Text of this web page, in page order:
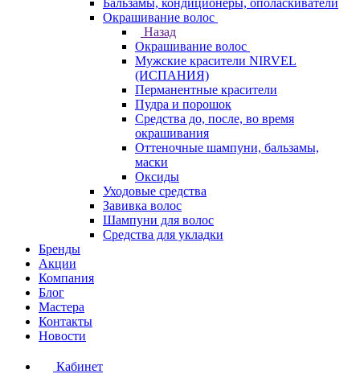
Бальзамы, кондиционеры, ополаскиватели
Окрашивание волос
Назад
Окрашивание волос
Мужские красители NIRVEL
(ИСПАНИЯ)
Перманентные красители
Пудра и порошок
Средства до, после, во время
окрашивания
Оттеночные шампуни, бальзамы,
маски
Оксиды
Уходовые средства
Завивка волос
Шампуни для волос
Средства для укладки
Бренды
Акции
Компания
Блог
Мастера
Контакты
Новости
Кабинет